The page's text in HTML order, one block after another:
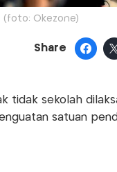
(foto: Okezone)
Share
tidak sekolah
satuan